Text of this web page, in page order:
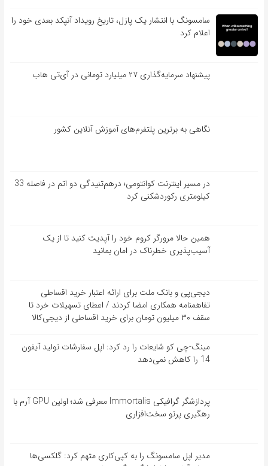
سامسونگ با انتشار یک پازل، تاریخ رویداد آنپکد بعدی خود را
اعلام کرد
پیشنهاد سرمایه‌گذاری ۲۷ میلیارد تومانی در آی‌تی هاب
نگاهی به برترین پلتفرم‌های آموزش آنلاین کشور
در مسیر اینترنت کوانتومی؛ درهم‌تنیدگی دو اتم در فاصله 33
کیلومتری رکوردشکنی کرد
همین حالا مرورگر کروم خود را آپدیت کنید تا از یک
آسیب‌‌‌‌پذیری خطرناک در امان بمانید
دیجی‌پی و بانک ملت برای ارائه اعتبار خرید اقساطی
تفاهم‎نامه همکاری امضا کردند / اعطای تسهیلات خرد تا
سقف ۳۰ میلیون تومان برای خرید اقساطی از دیجی‌کالا
مینگ-چی کو شایعات را رد کرد: اپل سفارشات تولید آیفون
14 را کاهش نمی‌دهد
پردازشگر گرافیکی Immortalis معرفی شد؛ اولین GPU آرم با
رهگیری پرتو سخت‌افزاری
مدیر اپل سامسونگ را به کپی‌کاری متهم کرد: گلکسی‌ها